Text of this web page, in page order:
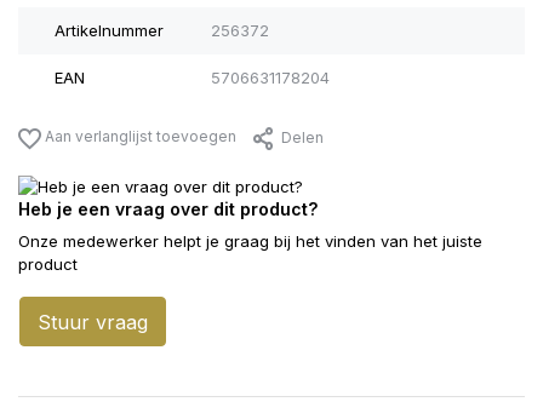
Artikelnummer 256372
EAN 5706631178204
Aan verlanglijst toevoegen Delen
Heb je een vraag over dit product?
Onze medewerker helpt je graag bij het vinden van het juiste
product
Stuur vraag